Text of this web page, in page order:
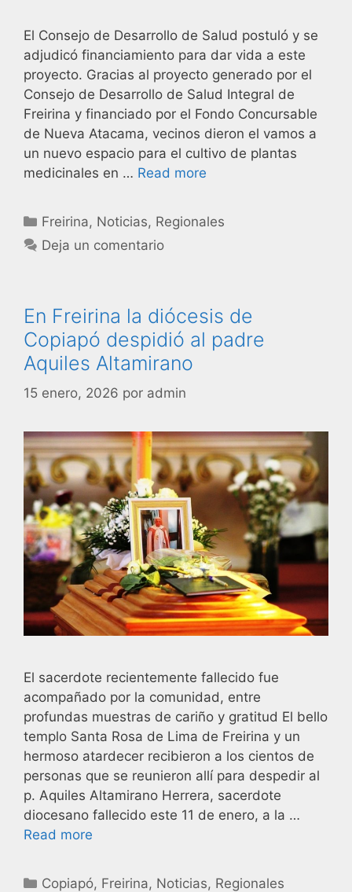
El Consejo de Desarrollo de Salud postuló y se
adjudicó financiamiento para dar vida a este
proyecto. Gracias al proyecto generado por el
Consejo de Desarrollo de Salud Integral de
Freirina y financiado por el Fondo Concursable
de Nueva Atacama, vecinos dieron el vamos a
un nuevo espacio para el cultivo de plantas
medicinales en … Read more
Freirina, Noticias, Regionales
Deja un comentario
En Freirina la diócesis de
Copiapó despidió al padre
Aquiles Altamirano
15 enero, 2026 por admin
El sacerdote recientemente fallecido fue
acompañado por la comunidad, entre
profundas muestras de cariño y gratitud El bello
templo Santa Rosa de Lima de Freirina y un
hermoso atardecer recibieron a los cientos de
personas que se reunieron allí para despedir al
p. Aquiles Altamirano Herrera, sacerdote
diocesano fallecido este 11 de enero, a la …
Read more
Copiapó, Freirina, Noticias, Regionales